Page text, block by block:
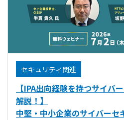
セキュリティ関連
【IPA出向経験を持つサイバ
解説！】
中堅・中小企業のサイバーセ